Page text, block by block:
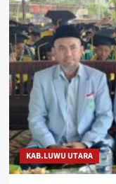
KAB.LUWU UTARA